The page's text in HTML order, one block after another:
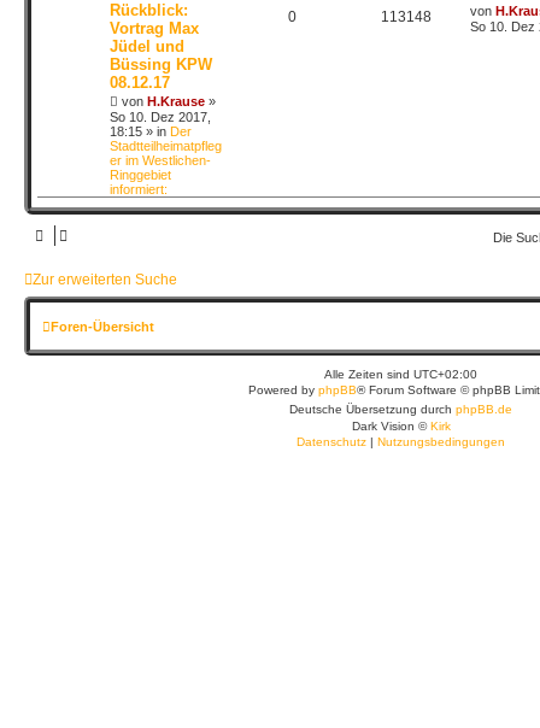
Rückblick:
Vortrag Max
Jüdel und
Büssing KPW
08.12.17
von H.Krause »
So 10. Dez 2017,
18:15 » in Der
Stadtteilheimatpfleg
er im Westlichen-
Ringgebiet
informiert:
0 113148 von
So 10. Dez
Die
Zur erweiterten Suche
Foren-Übersicht
Alle Zeiten sind UTC+02:00
Powered by phpBB® Forum Software © phpBB
Deutsche Übersetzung durch phpBB.de
Dark Vision ©Kirk
Datenschutz | Nutzungsbedingungen